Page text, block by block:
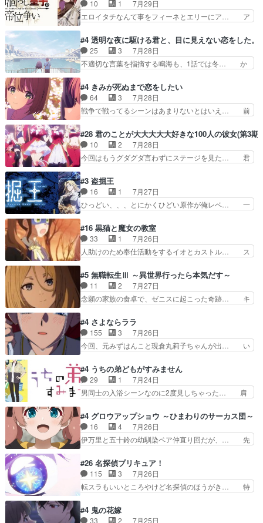
ならお前たちが前線へ行… 戦闘がアッサリし過ぎ
じゃない？戦争がメイ…
スの元となった回だけど、ガイノイ… アダム・リ
ンクやジェイムスン(教授)型サ… アンドロイドも
センスの土台になったエピ… コミカルなのにも慣
れてきました。１話でし… ロボットの反乱は今と
なっては良くある話し…
10 1
7月29日
エロイタチなんて事をフィーネとエリーにア… ア
スターを呼ぶ笛？黒幕は狩猟祭とは関係… 平凡な
少女に見える眼鏡w眼鏡属性は持ち合… 神アニ
メ、ケテーイ！「騎士狩猟祭、前夜の… フィーネ
がアルノルトに活躍してもらいたが… 第４話を
とフィーネの２度目のデート出… マジできな臭い
ぞ帝位争い。姉からの刺客を… ふぃーねと町の様
子を見に行ったら町中で窃…
#4 透明な夜に駆ける君と、目に見えない恋をした。
25 3
7月28日
不適切な言葉を指摘する鳴海も、1話では冬… か
接していいのかわからず戸惑うかけるも… 盲目だ
と相手の表情も分からないからどう思… 今期のバ
ックナンバーみたいなOPアニメ。… 初デートで
冬月を笑わせようとする姿も冬月… 特に大きな事
を笑わせようとする姿も冬月… 3話までは主人公
がどうでもいいことでずっ… 花火購入に浅草へ…
行き当たりばったり訪問…
#4 きみが死ぬまで恋をしたい
64 3
7月28日
戦争で戦ってるシーンはあまりないとはいえ… 前
の存在で揺らぐ14クラス約束された死… ミミの
秘密をあっさり受け入れたのは拍子抜… 蘇生魔法
って下衆い国なら進退窮まったら手… 蘇生魔法ヤ
バイけどミミいなかったら詰んで… アニメオタク
うございました！アリとセイ… ごめん、そういう
話がしたい作品じゃないの… 第４話感想：その口
止め効果あるかな？ミミ…
#28 君のことが大大大大大好きな100人の彼女(第3期)
10 2
7月28日
今回はもうグダグダ言わずにステージを見た… 君
カノ版ラブライブ！？こういうのは人… 俺、みん
なのレッスン動画をDVDが焼きき… アナウンス
役で出演いたしましたみんなのア… 恋太郎ファミ
リーがガチでアイドルに挑戦！… ギャグギャグし
カノGirlfrien… 『アイドル伝説恋太郎ファミリ
ー』にて「ア… 安木路佐ウル子役で出演いたしま
したクォリ…
#3 盗掘王
16 1
7月27日
ひっどい、、、とにかくひどい原作が俺レベ… 一
美咲さんと言えば幼女！アイマスの市原… 遼河は
目的の為には人命も軽視するタイプの… 4つのス
キルが揃う。広い墓を捜索中、遼河… 村正はそん
なおどろおどろしいエピソードあ… 気持ちよくし
レベのアニメ制作を日本に奪… 予言で正体がバレ
る、もう騙し討ちは出来な… 村正の墓、アニメで
見ると一杯で怖いな。ア…
#16 黒猫と魔女の教室
33 1
7月26日
人助けのため奉仕活動をするイオとカストル… ス
とカストルの共通点は、魔法の制御が出… 椋鳥の
大群て…住民から迷惑がられてない？… キングコ
ングor進撃の巨人牡羊座のアルデ… スピカ・イ
オ・カストルという組み合わせ。… 有り余るパワ
みかたが雑になってきてるな… イキりカストルは
怖がりやったかあスピカな… 鏡の世界への突入と
新たな依頼サブタイトル…
#5 無職転生Ⅲ ～異世界行ったら本気だす～
11 2
7月27日
念願の家族の食卓で、ゼニスに起こった奇跡… キ
ナリーゼの悪魔の囁きwクリフとエリナ… 悪魔の
囁きやめてくださいwおい、1番重要… ゼニスも
感情が出てきてて良い方向に進んで… 第５話を
ABEMAで視聴しました。視聴に… クリフとエリ
相変わらずで草ルディ君釣り… ルーデウスにシル
フィエットとロキシーとの… 離れ離れになったり
別れがあったり絶望の大…
#4 さよならララ
155 3
7月26日
今回、元みずはんこと現倉丸莉子ちゃんが出… い
様とは...本当の愛とは...なんぞ… テンポの良いボ
ケとツッコミで笑わせつつ、… この作品、ストー
リーにも登場人物にも全く… 家で机に向かってる
時の貧乏ゆすりとか、ラ… お姉ちゃんと話せ
に、ララは何を思うのだ… 息をするかのように3
話まで視聴。2026… ララの王子様探しが本格的
に動き出した回。…
#4 うちの弟どもがすみません
29 1
7月24日
男同士の入浴シーンなのに2度見しちゃった… 肩
散歩って逃げるよね！糸と類を助けよう… 類の面
倒見るのが1番大変そう糸は誰とでも… 源くんを
甘えさせるまでの糸と周りの出来事… 源くん、甘
えちゃうぞ宣言。思ったよりラブ… 糸ちゃんのま
目的を忘れてますますヤング… でも央太と親しく
するのは嫌。世話を拒んで… ゴメス（カエル）外
で散歩させてたのか(*…
#4 グロウアップショウ ～ひまわりのサーカス団～
16 4
7月26日
伊万里と五十鈴の幼馴染ペア仲直り回だが、… 先
や、これ素晴らしいコメディアニメだな。… 水着
回なのにビキニじゃない！これは時代背… 今回は
推しの吾野伊万里ちゃん担当回。これ… 伊万里さ
んの手品回であり水着回ね。瑞佳ち… 売り上げが
タ教育のせいで瑞佳がヒモカス… 伊万里ちゃんの
#26 名探偵プリキュア！
115 3
7月26日
転スラもいいところやけど名探偵のほうがき… 特
なはプリキュア仲間には自分が未来から… の活
躍、敵を圧倒ってのはおおよその流れだ… キュア
#4 鬼の花嫁
33 2 7月25日